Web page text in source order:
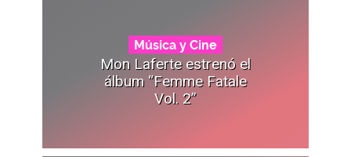
Música y Cine
Mon Laferte estrenó el
álbum “Femme Fatale
Vol. 2”